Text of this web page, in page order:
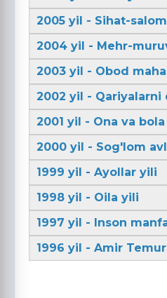
2005 yil - Sihat-
2004 yil - Mehr-
2003 yil - Obod
2002 yil - Qariyalarni
2001 yil - Ona va
2000 yil - Sog'lom
1999 yil - Ayollar yili
1998 yil - Oila yili
1997 yil - Inson
1996 yil - Amir